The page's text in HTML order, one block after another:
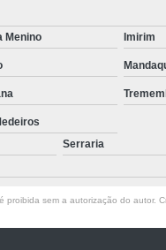
Aluguel de Munck
Locação de
Caminhão Munck para
para Remoção de
Transporte de Carga
Transportadora com
Menino Imirim
Serraria
sem a autorização do autor.